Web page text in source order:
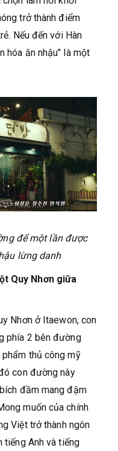
trở thành điểm
Nếu đến với Hàn
hóa ăn nhậu" là một
để một lần được
lừng danh
Quy Nhơn giữa
Nhơn ở Itaewon, con
phía 2 bên đường
thủ công mỹ
con đường này
đầm mang đậm
muốn của chính
Việt trở thành ngôn
tiếng Anh và tiếng